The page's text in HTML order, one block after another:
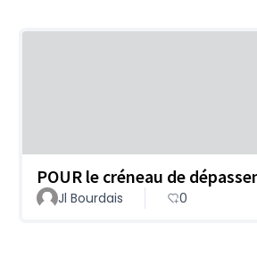
POUR le créneau de
Jl Bourdais 0